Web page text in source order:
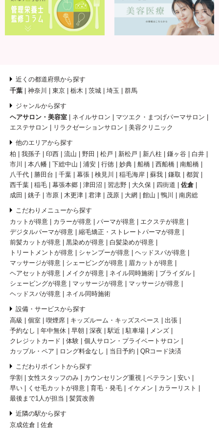
近くの都道府県から探す
千葉
神奈川 東京 栃木 茨城 埼玉 群馬
ジャンルから探す
ヘアサロン・美容室
ネイルサロン
マツエク・まつげパーマサロン
エステサロン
リラクゼーションサロン 美容クリニック
他のエリアから探す
柏
我孫子 印西 流山 野田 松戸 新松戸 新八柱 鎌ヶ谷
白井
市川
本八幡 下総中山 浦安 行徳 妙典 船橋 西船橋
南船橋
八千代
勝田台 千葉 幕張 検見川 稲毛海岸 蘇我 鎌取
都賀
西千葉
稲毛 幕張本郷 津田沼 習志野 大久保 四街道
佐倉
成田
銚子 市原 木更津 君津 茂原 大網 館山 鴨川 南房総
こだわりメニューから探す
カットが得意
カラーが得意 パーマが得意
エクステが得意
デジタルパーマが得意
縮毛矯正・ストレートパーマが得意
前髪カットが得意
黒染めが得意
白髪染めが得意
トリートメントが得意
シャンプーが得意
ヘッドスパが得意
マッサージが得意
シェービングが得意
眉カットが得意
ヘアセットが得意
メイクが得意 ネイル同時施術
ブライダル
シェービングが得意
マッサージが得意
マッサージが得意
ヘッドスパが得意
ネイル同時施術
設備・サービスから探す
高級
個室 喫煙席 キッズルーム・キッズスペース
出張
予約なし
年中無休 早朝 深夜 駅近 駐車場
メンズ
クレジットカード
体験
個人サロン・プライベートサロン
カップル・ペア
ロング料金なし 当日予約 QRコード決済
こだわりポイントから探す
学割
女性スタッフのみ カウンセリング重視 ベテラン
安い
早い
くせ毛カットが得意 育毛・発毛 イケメン
カラーリスト
最後まで1人が担当
髪質改善
近隣の駅から探す
京成佐倉
佐倉